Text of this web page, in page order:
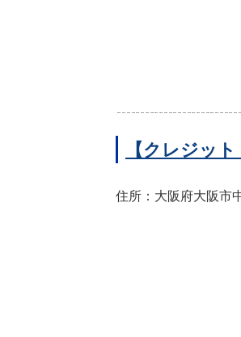
【クレジッ
住所：大阪府大阪市